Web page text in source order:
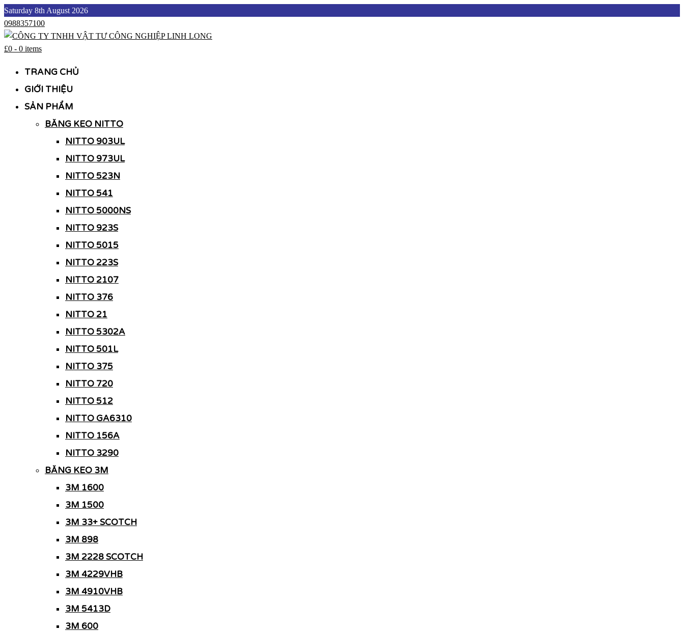
Skip
to
content
Saturday 8th August 2026
0988357100
£0 - 0 items
TRANG CHỦ
GIỚI THIỆU
SẢN PHẨM
BĂNG KEO NITTO
NITTO 903UL
NITTO 973UL
NITTO 523N
NITTO 541
NITTO 5000NS
NITTO 923S
NITTO 5015
NITTO 223S
NITTO 2107
NITTO 376
NITTO 21
NITTO 5302A
NITTO 501L
NITTO 375
NITTO 720
NITTO 512
NITTO GA6310
NITTO 156A
NITTO 3290
BĂNG KEO 3M
3M 1600
3M 1500
3M 33+ SCOTCH
3M 898
3M 2228 SCOTCH
3M 4229VHB
3M 4910VHB
3M 5413D
3M 600